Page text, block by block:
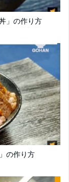
」の作り方
の作り方